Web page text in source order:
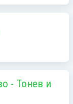
- Тонев и